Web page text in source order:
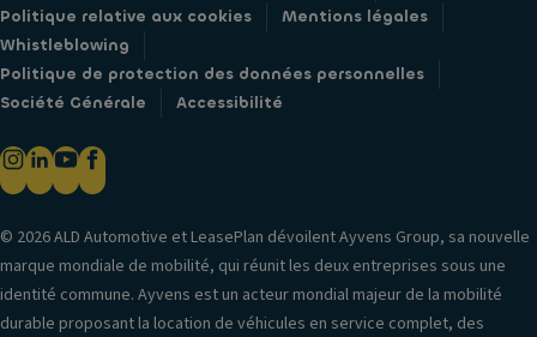
Politique relative aux cookies
Mentions légales
Whistleblowing
Politique de protection des données personnelles
Société Générale
Accessibilité
© 2026 ALD Automotive et LeasePlan dévoilent Ayvens Group, sa nouvelle
marque mondiale de mobilité, qui réunit les deux entreprises sous une
identité commune. Ayvens est un acteur mondial majeur de la mobilité
durable proposant la location de véhicules en service complet, des